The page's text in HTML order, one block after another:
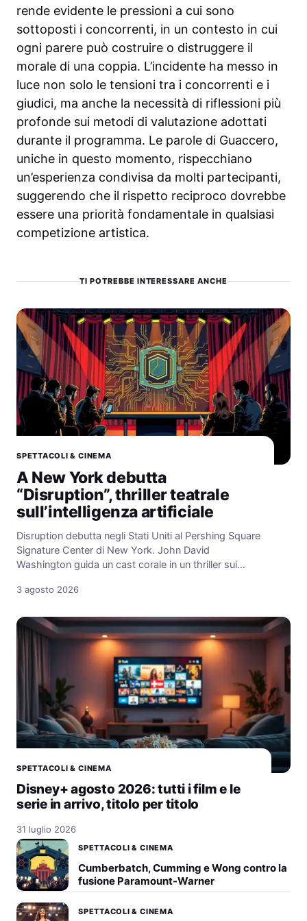
rende evidente le pressioni a cui sono
sottoposti i concorrenti, in un contesto in cui
ogni parere può costruire o distruggere il
morale di una coppia. L’incidente ha messo in
luce non solo le tensioni tra i concorrenti e i
giudici, ma anche la necessità di riflessioni più
profonde sui metodi di valutazione adottati
durante il programma. Le parole di Guaccero,
uniche in questo momento, rispecchiano
un’esperienza condivisa da molti partecipanti,
suggerendo che il rispetto reciproco dovrebbe
essere una priorità fondamentale in qualsiasi
competizione artistica.
TI POTREBBE INTERESSARE ANCHE
SPETTACOLI & CINEMA
A New York debutta
“Disruption”, thriller teatrale
sull’intelligenza artificiale
Disruption debutta negli Stati Uniti al Pershing Square
Signature Center di New York. John David
Washington guida un cast corale in un thriller sui…
3 agosto 2026
SPETTACOLI & CINEMA
Disney+ agosto 2026: tutti i film e le
serie in arrivo, titolo per titolo
31 luglio 2026
SPETTACOLI & CINEMA
Cumberbatch, Cumming e Wong contro la
fusione Paramount-Warner
SPETTACOLI & CINEMA